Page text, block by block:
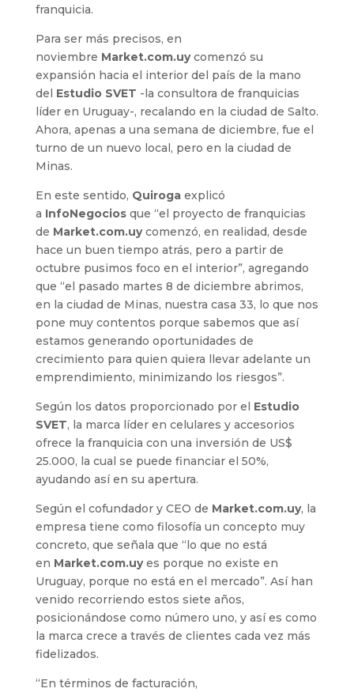
franquicia.
Para ser más precisos, en
noviembre Market.com.uycomenzó su
expansión hacia el interior del país de la mano
del Estudio SVET -la consultora de franquicias
líder en Uruguay-, recalando en la ciudad de Salto.
Ahora, apenas a una semana de diciembre, fue el
turno de un nuevo local, pero en la ciudad de
Minas.
En este sentido, Quiroga explicó
a InfoNegocios que “el proyecto de franquicias
de Market.com.uycomenzó, en realidad, desde
hace un buen tiempo atrás, pero a partir de
octubre pusimos foco en el interior”, agregando
que “el pasado martes 8 de diciembre abrimos,
en la ciudad de Minas, nuestra casa 33, lo que nos
pone muy contentos porque sabemos que así
estamos generando oportunidades de
crecimiento para quien quiera llevar adelante un
emprendimiento, minimizando los riesgos”.
Según los datos proporcionado por el Estudio
SVET, la marca líder en celulares y accesorios
ofrece la franquicia con una inversión de US$
25.000, la cual se puede financiar el 50%,
ayudando así en su apertura.
Según el cofundador y CEO de Market.com.uy, la
empresa tiene como filosofía un concepto muy
concreto, que señala que “lo que no está
en Market.com.uyes porque no existe en
Uruguay, porque no está en el mercado”. Así han
venido recorriendo estos siete años,
posicionándose como número uno, y así es como
la marca crece a través de clientes cada vez más
fidelizados.
“En términos de facturación,